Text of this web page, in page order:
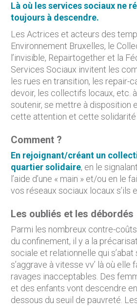
Là où les services sociaux ne
toujours à descendre.
Les Actrices et acteurs des
Environnement Bruxelles, le
l’invisible, Repairtogether et la
Services Sociaux invitent les
les rues en transition, les repair-
devoir, les collectifs locaux, etc.
soutenir, se mettre à disposition
cette attention et cette
Comment ?
En rejoignant/créant un
quartier solidaire, en le
l’aide d’une « main » et/ou en le
vos réseaux sociaux locaux s’ils
Les oubliés et les débordés
Parmi les nombreux contre-
du confinement, il y a la
sociale et relationnelle qui
s’aggrave à vitesse vv’ là où elle
ravages inacceptables. Des
et des enfants vont descendre
dessous du seuil de pauvreté.